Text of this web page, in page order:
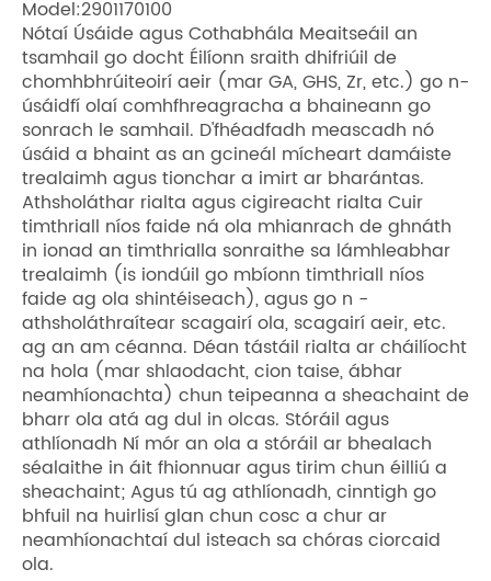
Model:2901170100
Nótaí Úsáide agus Cothabhála Meaitseáil an
tsamhail go docht Éilíonn sraith dhifriúil de
chomhbhrúiteoirí aeir (mar GA, GHS, Zr, etc.) go n-
úsáidfí olaí comhfhreagracha a bhaineann go
sonrach le samhail. D'fhéadfadh meascadh nó
úsáid a bhaint as an gcineál mícheart damáiste
trealaimh agus tionchar a imirt ar bharántas.
Athsholáthar rialta agus cigireacht rialta Cuir
timthriall níos faide ná ola mhianrach de ghnáth
in ionad an timthrialla sonraithe sa lámhleabhar
trealaimh (is iondúil go mbíonn timthriall níos
faide ag ola shintéiseach), agus go n -
athsholáthraítear scagairí ola, scagairí aeir, etc.
ag an am céanna. Déan tástáil rialta ar cháilíocht
na hola (mar shlaodacht, cion taise, ábhar
neamhíonachta) chun teipeanna a sheachaint de
bharr ola atá ag dul in olcas. Stóráil agus
athlíonadh Ní mór an ola a stóráil ar bhealach
séalaithe in áit fhionnuar agus tirim chun éilliú a
sheachaint; Agus tú ag athlíonadh, cinntigh go
bhfuil na huirlisí glan chun cosc ​​a chur ar
neamhíonachtaí dul isteach sa chóras ciorcaid
ola.